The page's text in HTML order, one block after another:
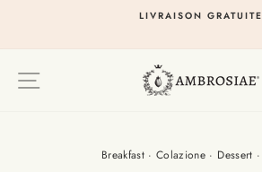
LIVRAISON GRATUITE
Breakfast ·Colazione · Dessert ·